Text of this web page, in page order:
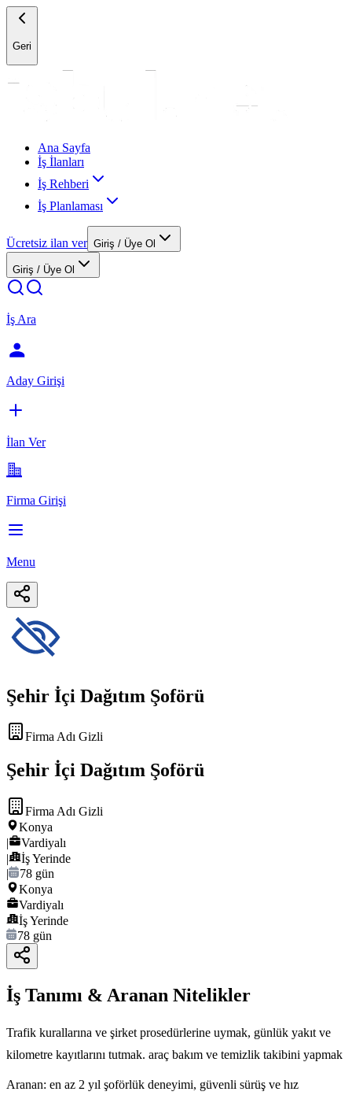
Geri
Ana Sayfa
İş İlanları
İş Rehberi
İş Planlaması
Ücretsiz ilan ver Giriş / Üye Ol
Giriş / Üye Ol
İş Ara
Aday Girişi
İlan Ver
Firma Girişi
Menu
Şehir İçi Dağıtım Şoförü
Firma Adı Gizli
Şehir İçi Dağıtım Şoförü
Firma Adı Gizli
Konya
|
Vardiyalı
|
İş Yerinde
|
78 gün
Konya
Vardiyalı
İş Yerinde
78 gün
İş Tanımı & Aranan Nitelikler
Trafik kurallarına ve şirket prosedürlerine uymak, günlük yakıt ve
kilometre kayıtlarını tutmak. araç bakım ve temizlik takibini yapmak
Aranan: en az 2 yıl şoförlük deneyimi, güvenli sürüş ve hız